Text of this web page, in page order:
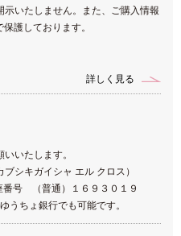
いたしません。また、ご購入情報
護しております。
詳しく見る
いたします。
シキガイシャ エル クロス）
号 （普通）１６９３０１９
うちょ銀行でも可能です。